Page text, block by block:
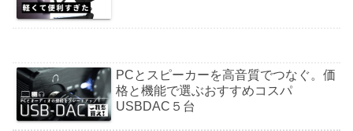
PCとスピーカーを高音質でつなぐ。価
格と機能で選ぶおすすめコスパ
USBDAC５台